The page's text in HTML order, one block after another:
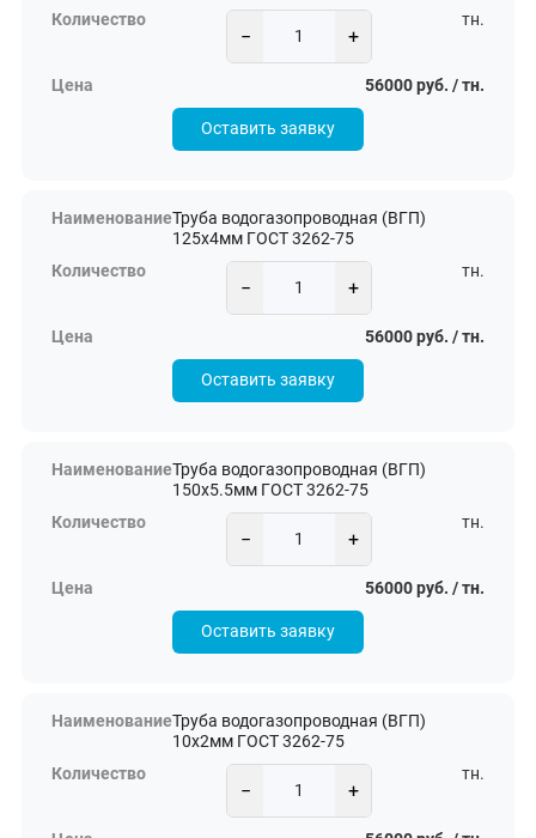
− +
тн.
56000 руб. / тн.
Оставить заявку
Труба водогазопроводная (ВГП)
125х4мм ГОСТ 3262-75
− +
тн.
56000 руб. / тн.
Оставить заявку
Труба водогазопроводная (ВГП)
150х5.5мм ГОСТ 3262-75
− +
тн.
56000 руб. / тн.
Оставить заявку
Труба водогазопроводная (ВГП)
10х2мм ГОСТ 3262-75
− +
тн.